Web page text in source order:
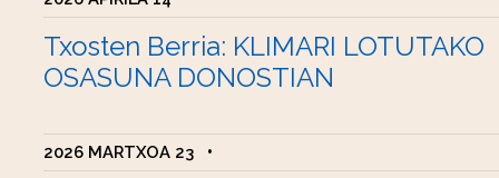
Txosten Berria: KLIMARI LOTUTAKO
OSASUNA DONOSTIAN
2026 MARTXOA 23 •